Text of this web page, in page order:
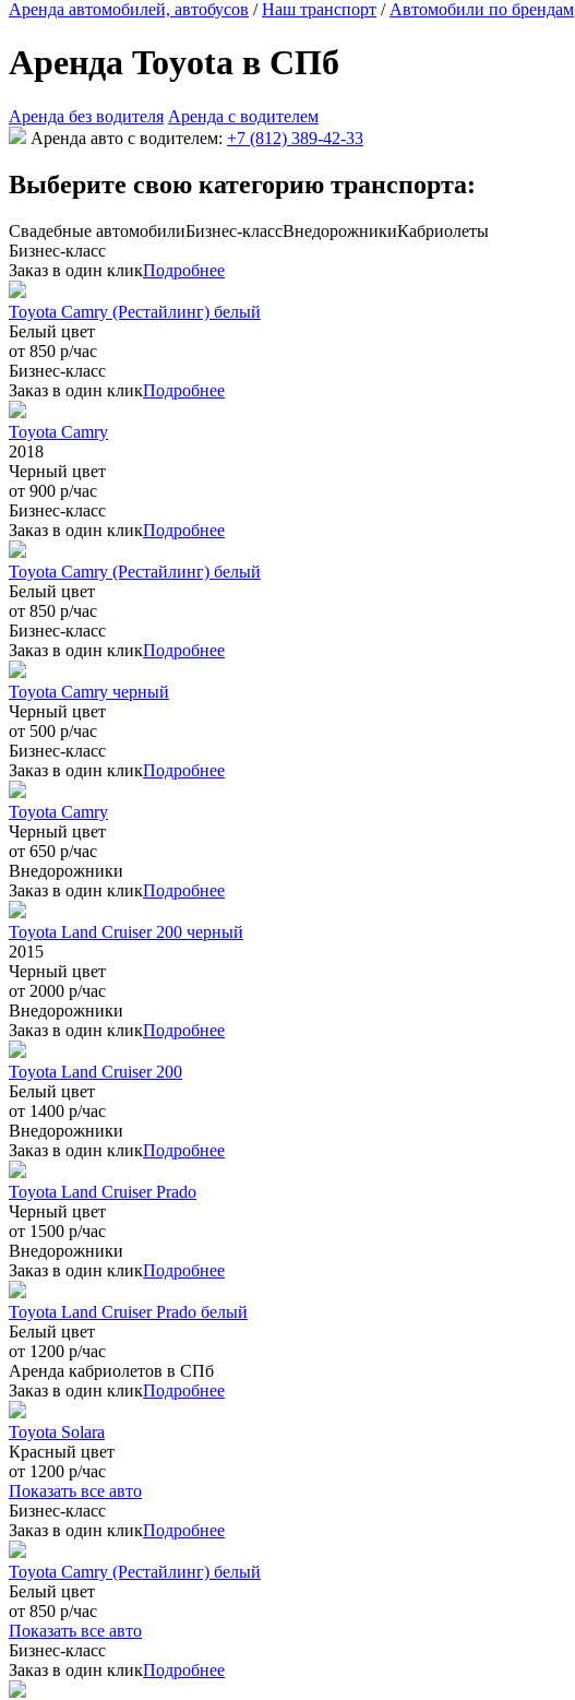
Аренда автомобилей, автобусов /Наш транспорт / Автомобили по брендам
Аренда Toyota в СПб
Аренда без водителя Аренда с водителем
Аренда авто с водителем: +7 (812) 389-42-33
Выберите свою категорию транспорта:
Свадебные автомобилиБизнес-классВнедорожникиКабриолеты
Бизнес-класс
Заказ в один кликПодробнее
Toyota Camry (Рестайлинг) белый
Белый цвет
от 850 р/час
Бизнес-класс
Заказ в один кликПодробнее
Toyota Camry
2018
Черный цвет
от 900 р/час
Бизнес-класс
Заказ в один кликПодробнее
Toyota Camry (Рестайлинг) белый
Белый цвет
от 850 р/час
Бизнес-класс
Заказ в один кликПодробнее
Toyota Camry черный
Черный цвет
от 500 р/час
Бизнес-класс
Заказ в один кликПодробнее
Toyota Camry
Черный цвет
от 650 р/час
Внедорожники
Заказ в один кликПодробнее
Toyota Land Cruiser 200 черный
2015
Черный цвет
от 2000 р/час
Внедорожники
Заказ в один кликПодробнее
Toyota Land Cruiser 200
Белый цвет
от 1400 р/час
Внедорожники
Заказ в один кликПодробнее
Toyota Land Cruiser Prado
Черный цвет
от 1500 р/час
Внедорожники
Заказ в один кликПодробнее
Toyota Land Cruiser Prado белый
Белый цвет
от 1200 р/час
Аренда кабриолетов в СПб
Заказ в один кликПодробнее
Toyota Solara
Красный цвет
от 1200 р/час
Показать все авто
Бизнес-класс
Заказ в один кликПодробнее
Toyota Camry (Рестайлинг) белый
Белый цвет
от 850 р/час
Показать все авто
Бизнес-класс
Заказ в один кликПодробнее